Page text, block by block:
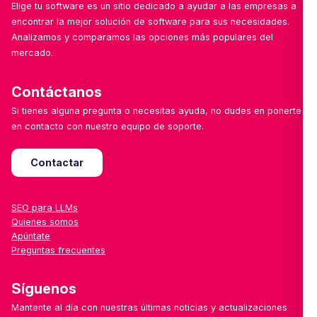
Elige tu software es un sitio dedicado a ayudar a las empresas a
encontrar la mejor solución de software para sus necesidades.
Analizamos y comparamos las opciones más populares del
mercado.
Contáctanos
Si tienes alguna pregunta o necesitas ayuda, no dudes en ponerte
en contacto con nuestro equipo de soporte.
Contactar
SEO para LLMs
Quienes somos
Apúntate
Preguntas frecuentes
Síguenos
Mantente al día con nuestras últimas noticias y actualizaciones